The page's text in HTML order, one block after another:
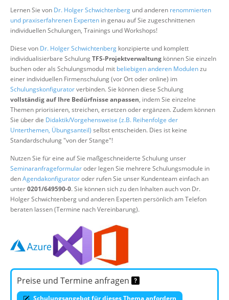
Wissen
Über uns
Suche
Lernen Sie von Dr. Holger Schwichtenberg und anderen renommierten
und praxiserfahrenen Experten in genau auf Sie zugeschnittenen
individuellen Schulungen, Trainings und Workshops!
Diese von Dr. Holger Schwichtenberg konzipierte und komplett
individualisierbare SchulungTFS-Projektverwaltung können Sie einzeln
buchen oder als Schulungsmodul mit beliebigen anderen Modulenzu
einer individuellen Firmenschulung (vor Ort oder online) im
Schulungskonfiguratorverbinden. Sie können diese Schulung
vollständig auf Ihre Bedürfnisse anpassen, indem Sie einzelne
Themen priorisieren, streichen, ersetzen oder ergänzen. Zudem können
Sie über die Didaktik/Vorgehensweise (z.B. Reihenfolge der
Unterthemen, Übungsanteil) selbst entscheiden. Dies ist keine
Standardschulung "von der Stange"!
Nutzen Sie für eine auf Sie maßgeschneiderte Schulung unser
Seminaranfrageformularoder legen Sie mehrere Schulungsmodule in
denAgendakonfiguratoroder rufen Sie unser Kundenteam einfach an
unter0201/649590-0. Sie können sich zu den Inhalten auch von Dr.
Holger Schwichtenberg und anderen Experten persönlich am Telefon
beraten lassen (Termine nach Vereinbarung).
Preise und Termine anfragen
Schulungsangebot für dieses Thema anfordern